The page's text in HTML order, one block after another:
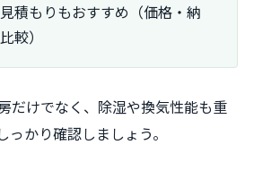
積もりもおすすめ（価格・納
較）
だけでなく、除湿や換気性能も重
かり確認しましょう。